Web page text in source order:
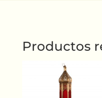
Productos